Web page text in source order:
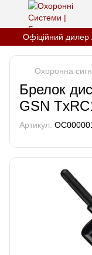
Офіційний дилер
Охоронна
Брелок
GSN
Артикул: